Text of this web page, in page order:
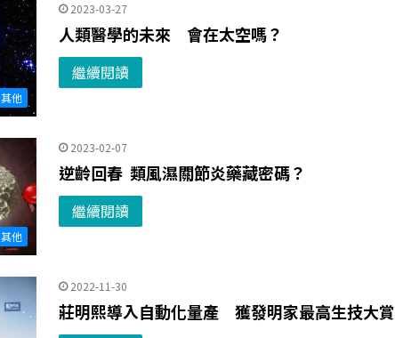
其他
2023-03-27
人類醫學的未來 會在太空嗎？
繼續閱讀
其他
2023-02-07
逆齡回春 類風濕關節炎藥藏密碼？
繼續閱讀
2022-11-30
莊明熙導入自動化量產 獲發明家最高生技大賞